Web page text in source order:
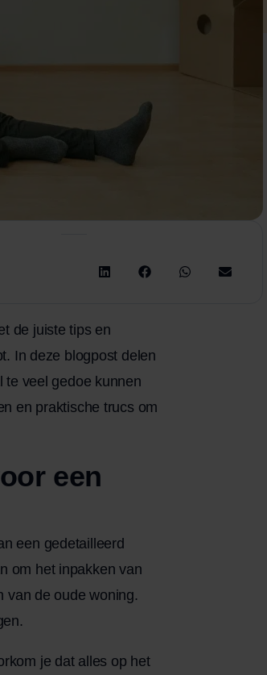
de juiste tips en
In deze blogpost delen
te veel gedoe kunnen
en praktische trucs om
een
een gedetailleerd
om het inpakken van
van de oude woning.
je dat alles op het